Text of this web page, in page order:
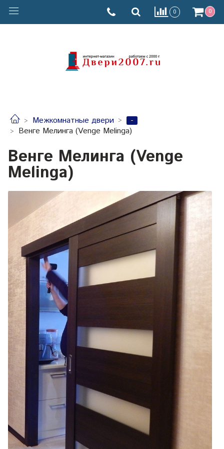
0 0
Межкомнатные двери
-
Венге Мелинга (Venge Melinga)
Венге Мелинга (Venge
Melinga)